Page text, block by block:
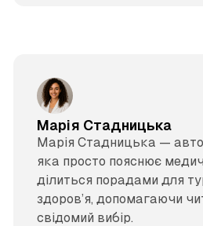
Марія Стадницька
Марія Стадницька —
яка просто пояснює
ділиться порадами для
здоров’я, допомагаючи
свідомий вибір.